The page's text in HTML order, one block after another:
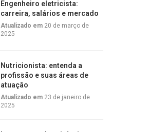
Engenheiro eletricista:
carreira, salários e mercado
Atualizado em 20 de março de
2025
Nutricionista: entenda a
profissão e suas áreas de
atuação
Atualizado em 23 de janeiro de
2025